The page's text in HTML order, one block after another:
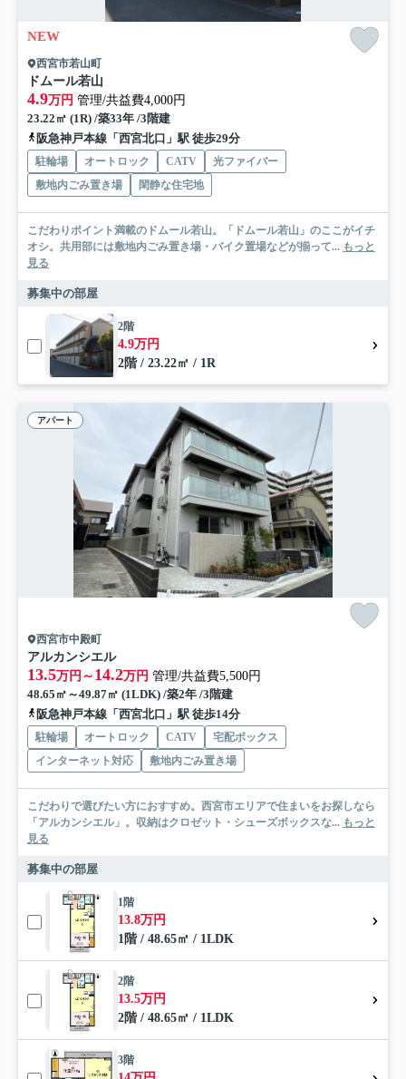
NEW
西宮市若山町
ドムール若山
4.9万円 管理/共益費4,000円
23.22㎡ (1R) /築33年 /3階建
阪急神戸本線「西宮北口」駅 徒歩29分
駐輪場 オートロック CATV
光ファイバー
敷地内ごみ置き場
閑静な住宅地
こだわりポイント満載のドムール若山。「ドムール若山」のここがイチ
オシ。共用部には敷地内ごみ置き場・バイク置場などが揃って... もっと
見る
募集中の部屋
2階
4.9万円
2階 / 23.22㎡ / 1R
アパート
西宮市中殿町
アルカンシエル
13.5万円～ 14.2万円 管理/共益費5,500円
48.65㎡～49.87㎡ (1LDK) /築2年 /3階建
阪急神戸本線「西宮北口」駅 徒歩14分
駐輪場 オートロック CATV
宅配ボックス
インターネット対応
敷地内ごみ置き場
こだわりで選びたい方におすすめ。西宮市エリアで住まいをお探しなら
「アルカンシエル」。収納はクロゼット・シューズボックスな... もっと
見る
募集中の部屋
1階
13.8万円
1階 / 48.65㎡ / 1LDK
2階
13.5万円
2階 / 48.65㎡ / 1LDK
3階